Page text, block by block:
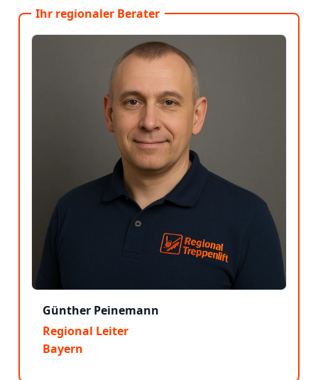
Ihr regionaler Berater
Günther Peinemann
Regional Leiter
Bayern